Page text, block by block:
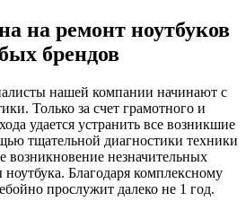
на ремонт ноутбуков
брендов
нашей компании начинают с
Только за счет грамотного и
удается устранить все возникшие
тщательной диагностики техники
возникновение незначительных
ноутбука. Благодаря комплексному
прослужит далеко не 1 год.